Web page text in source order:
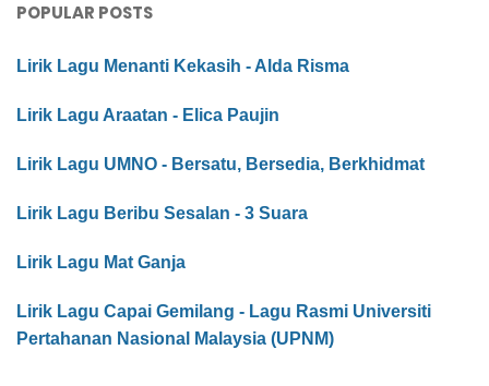
POPULAR POSTS
Lirik Lagu Menanti Kekasih - Alda Risma
Lirik Lagu Araatan - Elica Paujin
Lirik Lagu UMNO - Bersatu, Bersedia, Berkhidmat
Lirik Lagu Beribu Sesalan - 3 Suara
Lirik Lagu Mat Ganja
Lirik Lagu Capai Gemilang - Lagu Rasmi Universiti
Pertahanan Nasional Malaysia (UPNM)